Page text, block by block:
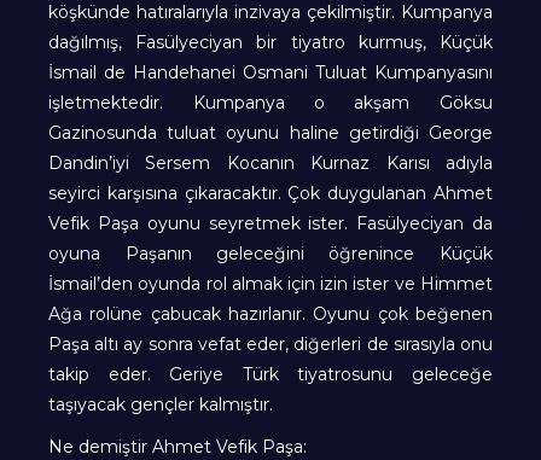
köşkünde hatıralarıyla inzivaya çekilmiştir. Kumpanya
dağılmış, Fasülyeciyan bir tiyatro kurmuş, Küçük
İsmail de Handehanei Osmani Tuluat Kumpanyasını
işletmektedir. Kumpanya o akşam Göksu
Gazinosunda tuluat oyunu haline getirdiği George
Dandin’iyi Sersem Kocanın Kurnaz Karısı adıyla
seyirci karşısına çıkaracaktır. Çok duygulanan Ahmet
Vefik Paşa oyunu seyretmek ister. Fasülyeciyan da
oyuna Paşanın geleceğini öğrenince Küçük
İsmail’den oyunda rol almak için izin ister ve Himmet
Ağa rolüne çabucak hazırlanır. Oyunu çok beğenen
Paşa altı ay sonra vefat eder, diğerleri de sırasıyla onu
takip eder. Geriye Türk tiyatrosunu geleceğe
taşıyacak gençler kalmıştır.
Ne demiştir Ahmet Vefik Paşa: